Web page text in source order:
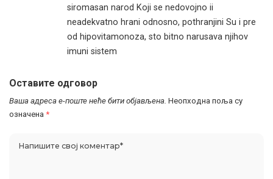
siromasan narod Koji se nedovojno ii
neadekvatno hrani odnosno, pothranjini Su i pre
od hipovitamonoza, sto bitno narusava njihov
imuni sistem
Оставите одговор
Ваша адреса е-поште неће бити објављена. Неопходна поља су
означена *